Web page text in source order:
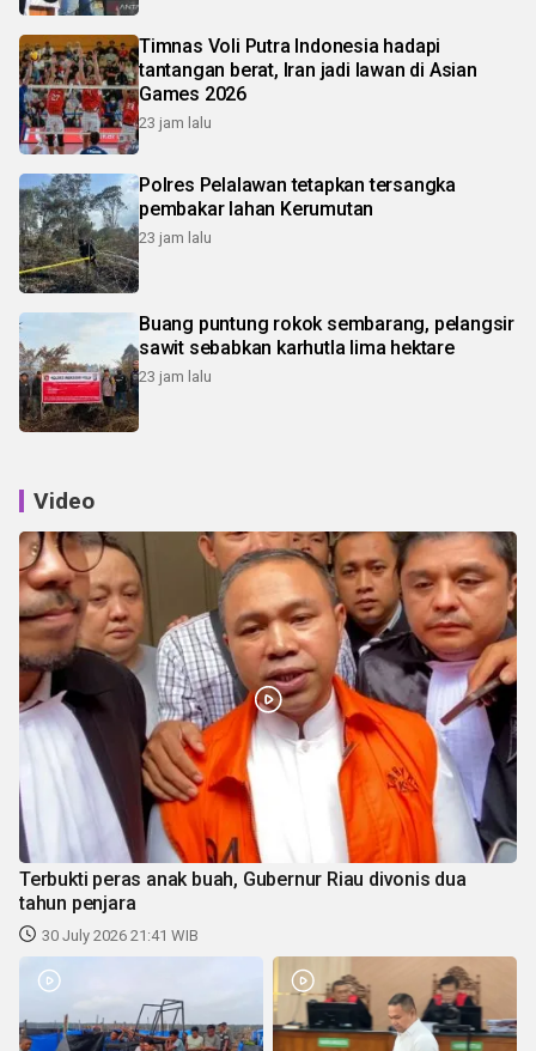
Timnas Voli Putra Indonesia hadapi
tantangan berat, Iran jadi lawan di Asian
Games 2026
23 jam lalu
Polres Pelalawan tetapkan tersangka
pembakar lahan Kerumutan
23 jam lalu
Buang puntung rokok sembarang, pelangsir
sawit sebabkan karhutla lima hektare
23 jam lalu
Video
Terbukti peras anak buah, Gubernur Riau divonis dua
tahun penjara
30 July 2026 21:41 WIB